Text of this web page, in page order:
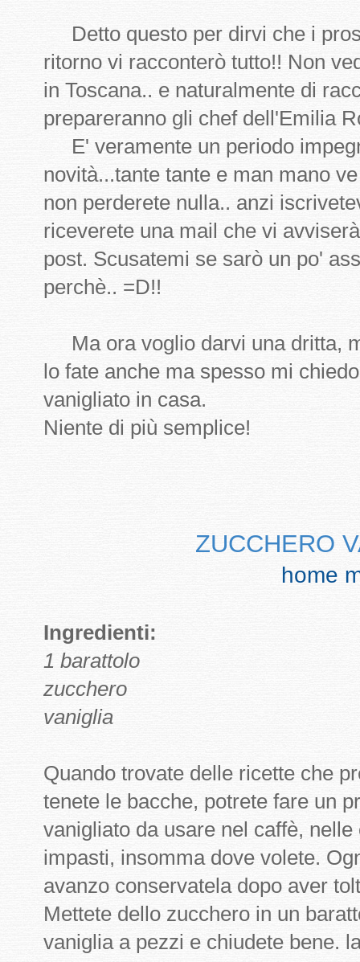
Detto questo per dirvi che i
ritorno vi racconterò tutto!! Non
in Toscana.. e naturalmente di
prepareranno gli chef dell'Emilia
E' veramente un periodo
novità...tante tante e man mano
non perderete nulla.. anzi
riceverete una mail che vi
post. Scusatemi se sarò un po'
perchè.. =D!!
Ma ora voglio darvi una dritta,
lo fate anche ma spesso mi
vanigliato in casa.
Niente di più semplice!
ZUCCHERO
home
Ingredienti:
1 barattolo
zucchero
vaniglia
Quando trovate delle ricette che
tenete le bacche, potrete fare un
vanigliato da usare nel caffè,
impasti, insomma dove volete.
avanzo conservatela dopo aver
Mettete dello zucchero in un
vaniglia a pezzi e chiudete bene.